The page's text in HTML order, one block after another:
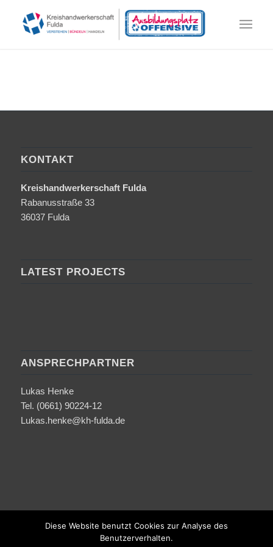
KONTAKT
Kreishandwerkerschaft Fulda
Rabanusstraße 33
36037 Fulda
LATEST PROJECTS
ANSPRECHPARTNER
Lukas Henke
Tel. (0661) 90224-12
Lukas.henke@kh-fulda.de
Diese Website benutzt Cookies zur Analyse des
Benutzerverhalten.